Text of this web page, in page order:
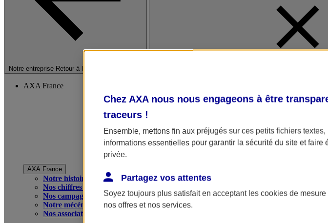
Notre entreprise Retour à la section précédente
AXA France
AXA France
Notre histoire
Nos chiffres clés
Nos campagnes publicitaires
Notre mécénat
Nos associations
Chez AXA nous nous engageons à être
traceurs !
Ensemble, mettons fin aux préjugés sur ces petits fichiers
informations essentielles pour garantir la sécurité du site et
privée.
Partagez vos attentes
Soyez toujours plus satisfait en acceptant les cookies de mesure
nos offres et nos services.